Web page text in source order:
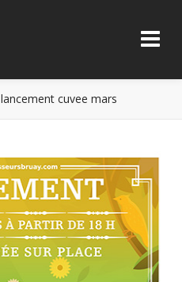
lancement cuvee mars